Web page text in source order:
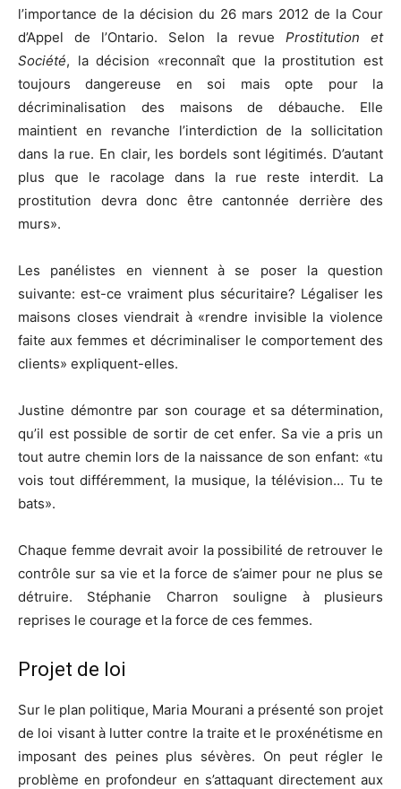
l’importance de la décision du 26 mars 2012 de la Cour
d’Appel de l’Ontario. Selon la revue Prostitution et
Société, la décision «reconnaît que la prostitution est
toujours dangereuse en soi mais opte pour la
décriminalisation des maisons de débauche. Elle
maintient en revanche l’interdiction de la sollicitation
dans la rue. En clair, les bordels sont légitimés. D’autant
plus que le racolage dans la rue reste interdit. La
prostitution devra donc être cantonnée derrière des
murs».
Les panélistes en viennent à se poser la question
suivante: est-ce vraiment plus sécuritaire? Légaliser les
maisons closes viendrait à «rendre invisible la violence
faite aux femmes et décriminaliser le comportement des
clients» expliquent-elles.
Justine démontre par son courage et sa détermination,
qu’il est possible de sortir de cet enfer. Sa vie a pris un
tout autre chemin lors de la naissance de son enfant: «tu
vois tout différemment, la musique, la télévision… Tu te
bats».
Chaque femme devrait avoir la possibilité de retrouver le
contrôle sur sa vie et la force de s’aimer pour ne plus se
détruire. Stéphanie Charron souligne à plusieurs
reprises le courage et la force de ces femmes.
Projet de loi
Sur le plan politique, Maria Mourani a présenté son projet
de loi visant à lutter contre la traite et le proxénétisme en
imposant des peines plus sévères. On peut régler le
problème en profondeur en s’attaquant directement aux